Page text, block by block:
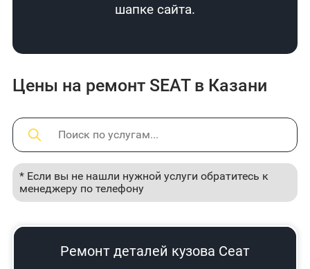
шапке сайта.
Цены на ремонт SEAT в Казани
* Если вы не нашли нужной услуги обратитесь к
менеджеру по телефону
Ремонт деталей кузова Сеат